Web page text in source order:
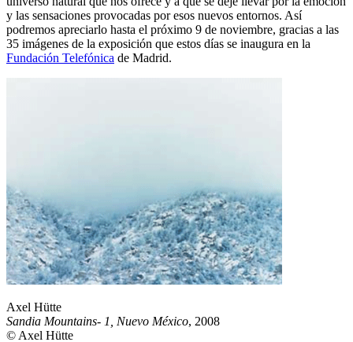
y las sensaciones provocadas por esos nuevos entornos. Así
podremos apreciarlo hasta el próximo 9 de noviembre, gracias a las
35 imágenes de la exposición que estos días se inaugura en la
Fundación Telefónica de Madrid.
Axel Hütte
Sandia Mountains- 1, Nuevo México, 2008
© Axel Hütte